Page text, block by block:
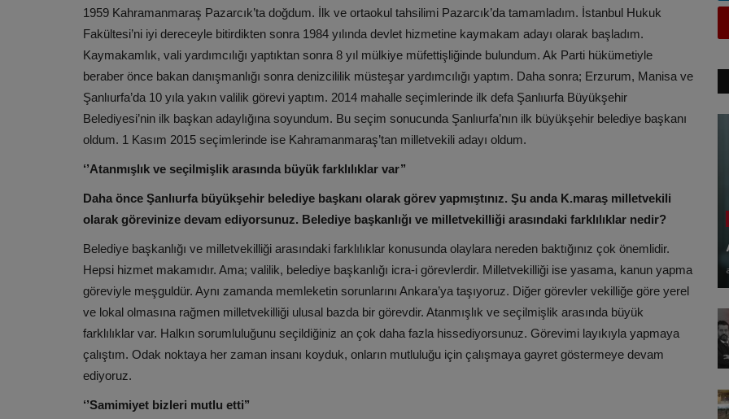
1959 Kahramanmaraş Pazarcık’ta doğdum. İlk ve ortaokul tahsilimi Pazarcık’da tamamladım. İstanbul Hukuk
Fakültesi’ni iyi dereceyle bitirdikten sonra 1984 yılında devlet hizmetine kaymakam adayı olarak başladım.
Kaymakamlık, vali yardımcılığı yaptıktan sonra 8 yıl mülkiye müfettişliğinde bulundum. Ak Parti hükümetiyle
beraber önce bakan danışmanlığı sonra denizcililik müsteşar yardımcılığı yaptım. Daha sonra; Erzurum, Manisa ve
Şanlıurfa’da 10 yıla yakın valilik görevi yaptım. 2014 mahalle seçimlerinde ilk defa Şanlıurfa Büyükşehir
Belediyesi’nin ilk başkan adaylığına soyundum. Bu seçim sonucunda Şanlıurfa’nın ilk büyükşehir belediye başkanı
oldum. 1 Kasım 2015 seçimlerinde ise Kahramanmaraş’tan milletvekili adayı oldum.
‘’Atanmışlık ve seçilmişlik arasında büyük farklılıklar var’’
Daha önce Şanlıurfa büyükşehir belediye başkanı olarak görev yapmıştınız. Şu anda K.maraş milletvekili
olarak görevinize devam ediyorsunuz. Belediye başkanlığı ve milletvekilliği arasındaki farklılıklar nedir?
Belediye başkanlığı ve milletvekilliği arasındaki farklılıklar konusunda olaylara nereden baktığınız çok önemlidir.
Hepsi hizmet makamıdır. Ama; valilik, belediye başkanlığı icra-i görevlerdir. Milletvekilliği ise yasama, kanun yapma
göreviyle meşguldür. Aynı zamanda memleketin sorunlarını Ankara’ya taşıyoruz. Diğer görevler vekilliğe göre yerel
ve lokal olmasına rağmen milletvekilliği ulusal bazda bir görevdir. Atanmışlık ve seçilmişlik arasında büyük
farklılıklar var. Halkın sorumluluğunu seçildiğiniz an çok daha fazla hissediyorsunuz. Görevimi layıkıyla yapmaya
çalıştım. Odak noktaya her zaman insanı koyduk, onların mutluluğu için çalışmaya gayret göstermeye devam
ediyoruz.
‘’Samimiyet bizleri mutlu etti’’